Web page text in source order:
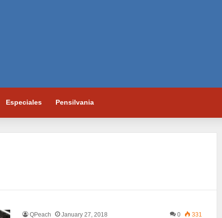
Especiales Pensilvania
QPeach January 27, 2018 0 331